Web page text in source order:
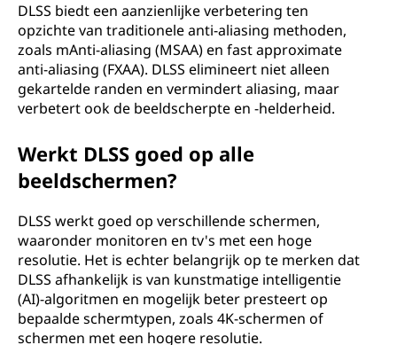
DLSS biedt een aanzienlijke verbetering ten
opzichte van traditionele anti-aliasing methoden,
zoals mAnti-aliasing (MSAA) en fast approximate
anti-aliasing (FXAA). DLSS elimineert niet alleen
gekartelde randen en vermindert aliasing, maar
verbetert ook de beeldscherpte en -helderheid.
Werkt DLSS goed op alle
beeldschermen?
DLSS werkt goed op verschillende schermen,
waaronder monitoren en tv's met een hoge
resolutie. Het is echter belangrijk op te merken dat
DLSS afhankelijk is van kunstmatige intelligentie
(AI)-algoritmen en mogelijk beter presteert op
bepaalde schermtypen, zoals 4K-schermen of
schermen met een hogere resolutie.